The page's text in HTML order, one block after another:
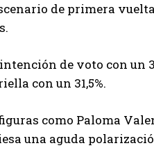
de primera
de voto con un
con un 31,5%.
como Paloma
una aguda